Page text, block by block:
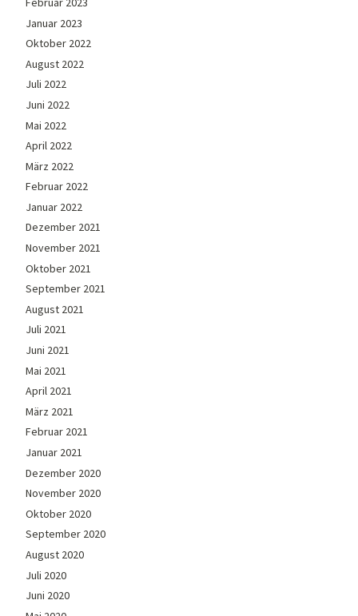
Januar 2023
Oktober 2022
August 2022
Juli 2022
Juni 2022
Mai 2022
April 2022
März 2022
Februar 2022
Januar 2022
Dezember 2021
November 2021
Oktober 2021
September 2021
August 2021
Juli 2021
Juni 2021
Mai 2021
April 2021
März 2021
Februar 2021
Januar 2021
Dezember 2020
November 2020
Oktober 2020
September 2020
August 2020
Juli 2020
Juni 2020